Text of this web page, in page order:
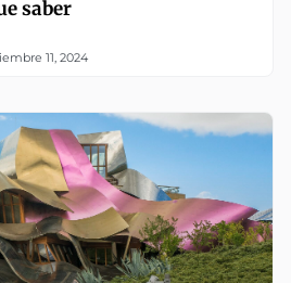
saber
11, 2024